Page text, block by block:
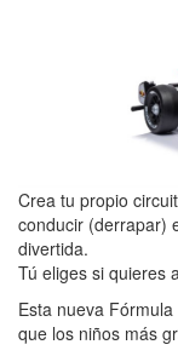
Crea tu propio
conducir (derrapar)
divertida.
Tú eliges si quieres
Esta nueva
que los niños más